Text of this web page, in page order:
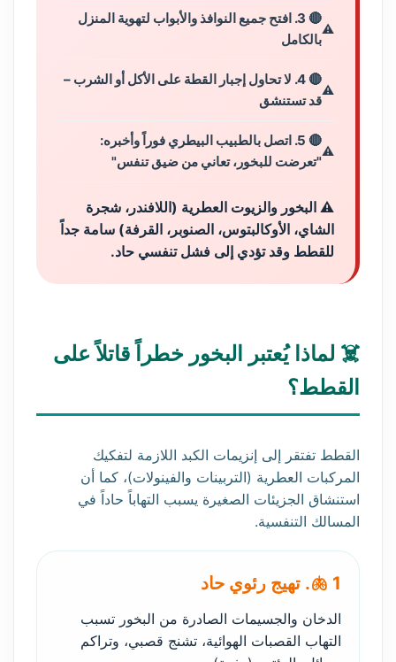
🔴 3. افتح جميع النوافذ والأبواب لتهوية المنزل
بالكامل
🔴 4. لا تحاول إجبار القطة على الأكل أو الشرب –
قد تستنشق
🔴 5. اتصل بالطبيب البيطري فوراً وأخبره:
"تعرضت للبخور، تعاني من ضيق تنفس"
⚠️ البخور والزيوت العطرية (اللافندر، شجرة
الشاي، الأوكالبتوس، الصنوبر، القرفة) سامة جداً
للقطط وقد تؤدي إلى فشل تنفسي حاد.
☠️ لماذا يُعتبر البخور خطراً قاتلاً على
القطط؟
القطط تفتقر إلى إنزيمات الكبد اللازمة لتفكيك
المركبات العطرية (التربينات والفينولات)، كما أن
استنشاق الجزيئات الصغيرة يسبب التهاباً حاداً في
المسالك التنفسية.
🫁 1. تهيج رئوي حاد
الدخان والجسيمات الصادرة من البخور تسبب
التهاب القصبات الهوائية، تشنج قصبي، وتراكم